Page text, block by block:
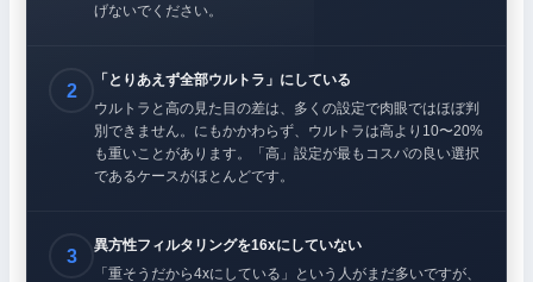
げないでください。
「とりあえず全部ウルトラ」にしている
ウルトラと高の見た目の差は、多くの設定で肉眼ではほぼ判
別できません。にもかかわらず、ウルトラは高より10〜20%
も重いことがあります。「高」設定が最もコスパの良い選択
であるケースがほとんどです。
異方性フィルタリングを16xにしていない
「重そうだから4xにしている」という人がまだ多いですが、